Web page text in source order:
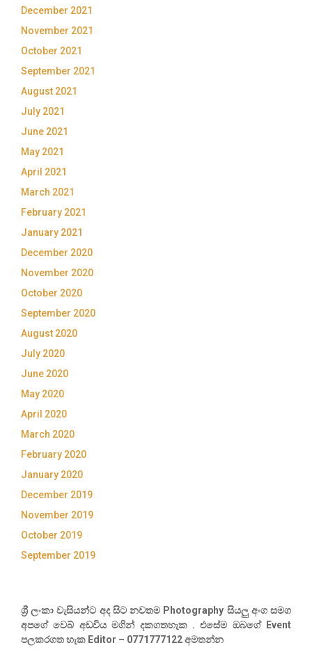
December 2021
November 2021
October 2021
September 2021
August 2021
July 2021
June 2021
May 2021
April 2021
March 2021
February 2021
January 2021
December 2020
November 2020
October 2020
September 2020
August 2020
July 2020
June 2020
May 2020
April 2020
March 2020
February 2020
January 2020
December 2019
November 2019
October 2019
September 2019
ශ්‍රී ලංකා වැසියන්ට අද සිට නවතම Photography සියලු අංග සමග
අපගේ වෙබ් අඩවිය මගින් දකගතහැක . එසේම ඔබගේ Event
පලකරගත හැක Editor – 0771777122 අමතන්න